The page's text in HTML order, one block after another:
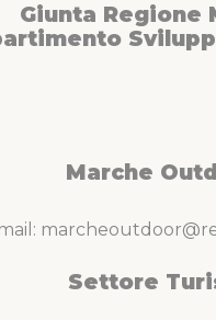
Giunta Regione
Marche
Settore